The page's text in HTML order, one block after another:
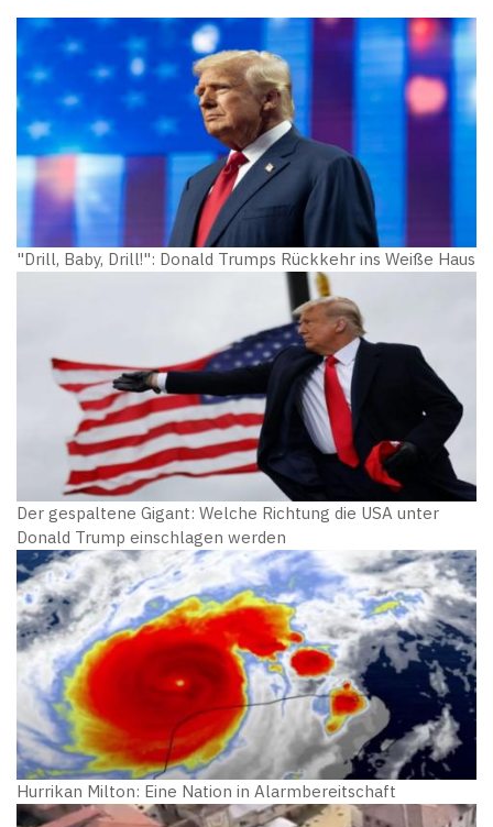
"Drill, Baby, Drill!": Donald Trumps Rückkehr ins Weiße Haus
Der gespaltene Gigant: Welche Richtung die USA unter
Donald Trump einschlagen werden
Hurrikan Milton: Eine Nation in Alarmbereitschaft